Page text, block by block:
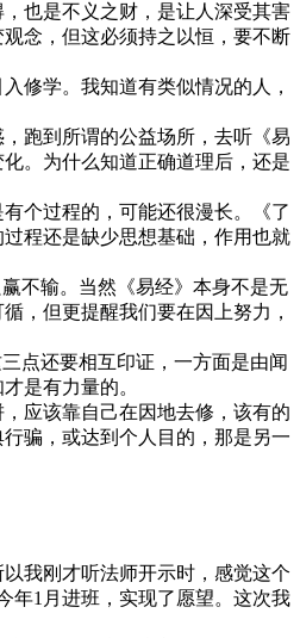
也是不义之财，是让人深受其害
念，但这必须持之以恒，要不断
修学。我知道有类似情况的人，
跑到所谓的公益场所，去听《易
。为什么知道正确道理后，还是
个过程的，可能还很漫长。《了
程还是缺少思想基础，作用也就
不输。当然《易经》本身不是无
，但更提醒我们要在因上努力，
点还要相互印证，一方面是由闻
是有力量的。
应该靠自己在因地去修，该有的
骗，或达到个人目的，那是另一
我刚才听法师开示时，感觉这个
年1月进班，实现了愿望。这次我